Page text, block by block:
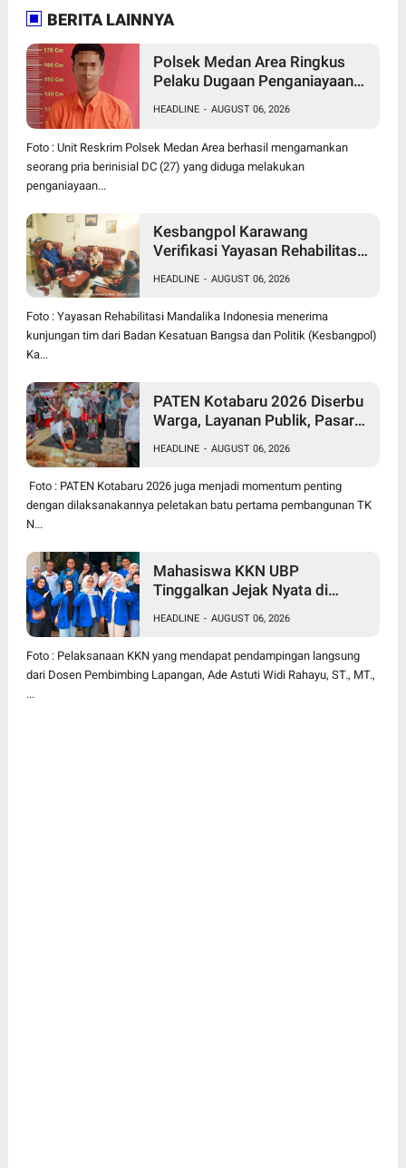
BERITA LAINNYA
Polsek Medan Area Ringkus
Pelaku Dugaan Penganiayaan
Denai, Korban Alami Luka
Memar
HEADLINE - AUGUST 06, 2026
Foto : Unit Reskrim Polsek Medan Area berhasil mengamankan
seorang pria berinisial DC (27) yang diduga melakukan
penganiayaan...
Kesbangpol Karawang
Verifikasi Yayasan Rehabilitasi
Perangi Narkoba
HEADLINE - AUGUST 06, 2026
Foto : Yayasan Rehabilitasi Mandalika Indonesia menerima
kunjungan tim dari Badan Kesatuan Bangsa dan Politik (Kesbangpol)
Ka...
PATEN Kotabaru 2026 Diserbu
Warga, Layanan Publik, Pasar
TK Negeri Jadi Magnet
HEADLINE - AUGUST 06, 2026
Foto : PATEN Kotabaru 2026 juga menjadi momentum penting
dengan dilaksanakannya peletakan batu pertama pembangunan TK
N...
Mahasiswa KKN UBP
Tinggalkan Jejak Nyata di
Pengabdian Diperpanjang
HEADLINE - AUGUST 06, 2026
Foto : Pelaksanaan KKN yang mendapat pendampingan langsung
dari Dosen Pembimbing Lapangan, Ade Astuti Widi Rahayu, ST., MT.,
...